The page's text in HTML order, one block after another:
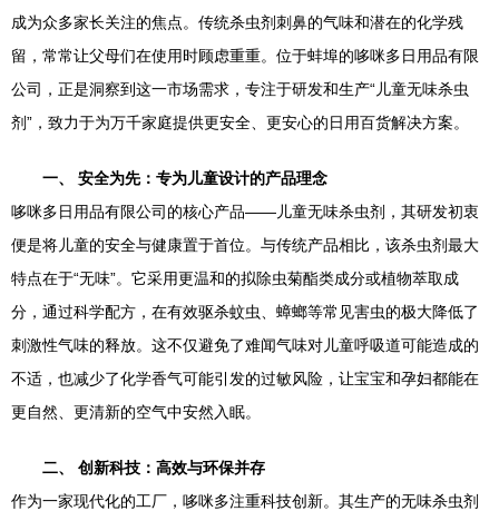
成为众多家长关注的焦点。传统杀虫剂刺鼻的气味和潜在的化学残
留，常常让父母们在使用时顾虑重重。位于蚌埠的哆咪多日用品有限
公司，正是洞察到这一市场需求，专注于研发和生产“儿童无味杀虫
剂”，致力于为万千家庭提供更安全、更安心的日用百货解决方案。
一、 安全为先：专为儿童设计的产品理念
哆咪多日用品有限公司的核心产品——儿童无味杀虫剂，其研发初衷
便是将儿童的安全与健康置于首位。与传统产品相比，该杀虫剂最大
特点在于“无味”。它采用更温和的拟除虫菊酯类成分或植物萃取成
分，通过科学配方，在有效驱杀蚊虫、蟑螂等常见害虫的极大降低了
刺激性气味的释放。这不仅避免了难闻气味对儿童呼吸道可能造成的
不适，也减少了化学香气可能引发的过敏风险，让宝宝和孕妇都能在
更自然、更清新的空气中安然入眠。
二、 创新科技：高效与环保并存
作为一家现代化的工厂，哆咪多注重科技创新。其生产的无味杀虫剂